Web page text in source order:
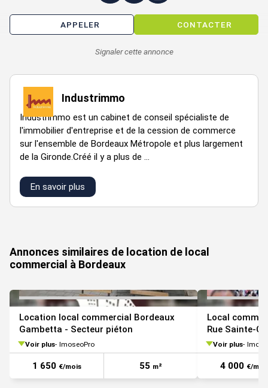
APPELER CONTACTER
Signaler cette annonce
Industrimmo
Industrimmo est un cabinet de conseil spécialiste de
l'immobilier d'entreprise et de la cession de commerce
sur l'ensemble de Bordeaux Métropole et plus largement
de la Gironde.Créé il y a plus de ...
En savoir plus
Annonces similaires de location de local
commercial à Bordeaux
Location local commercial Bordeaux
Gambetta - Secteur piéton
Voir plus ImoseoPro
1 650 €/mois 55 m²
Local
Rue Sainte-
Voir plus
4 000 €/